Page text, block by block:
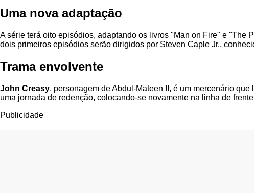
Uma nova adaptação
A série terá oito episódios, adaptando os livros "Man on Fire" e "The
dois primeiros episódios serão dirigidos por Steven Caple Jr.,
Trama envolvente
John Creasy, personagem de Abdul-Mateen II, é um mercenário que
uma jornada de redenção, colocando-se novamente na linha de
Publicidade